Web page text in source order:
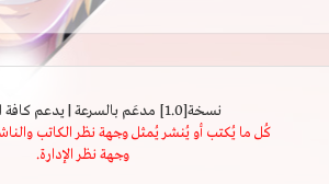
نسخة[1.0] مدعَم بالسرعة | يدعم كافة المتصفحات
كُل ما يُكتب أو يُنشر يُمثل وجهة نظر الكاتب
وجهة نظر الإدارة.